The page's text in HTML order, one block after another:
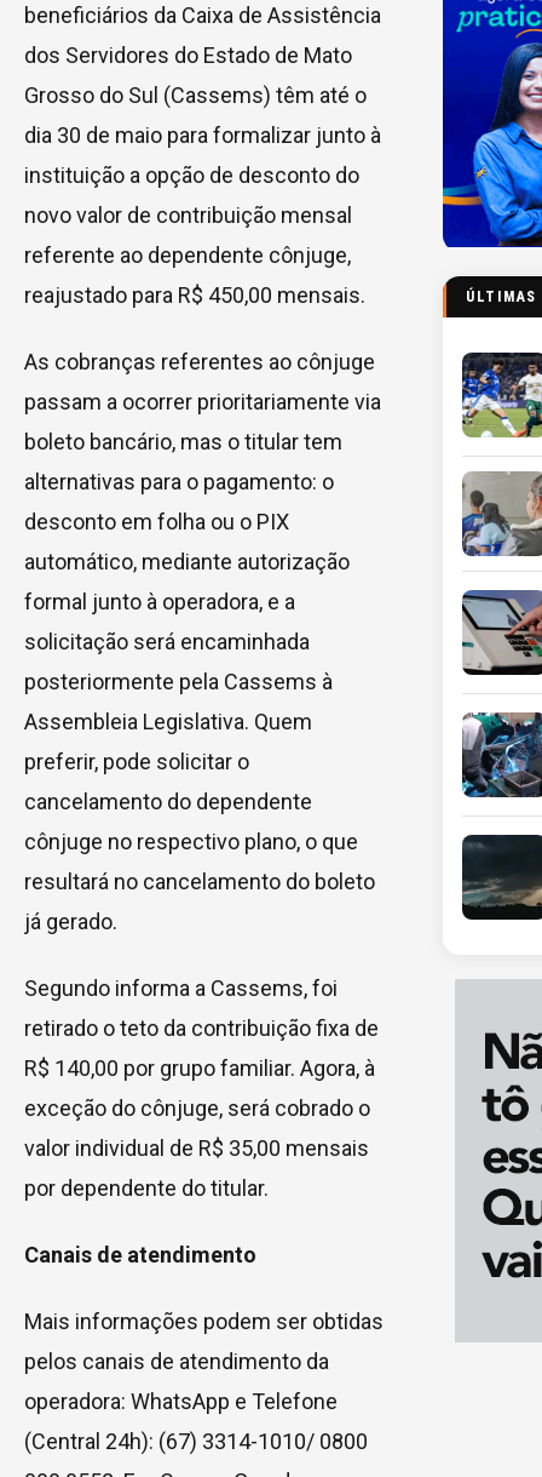
beneficiários da Caixa de Assistência
dos Servidores do Estado de Mato
Grosso do Sul (Cassems) têm até o
dia 30 de maio para formalizar junto à
instituição a opção de desconto do
novo valor de contribuição mensal
referente ao dependente cônjuge,
reajustado para R$ 450,00 mensais.
As cobranças referentes ao cônjuge
passam a ocorrer prioritariamente via
boleto bancário, mas o titular tem
alternativas para o pagamento: o
desconto em folha ou o PIX
automático, mediante autorização
formal junto à operadora, e a
solicitação será encaminhada
posteriormente pela Cassems à
Assembleia Legislativa. Quem
preferir, pode solicitar o
cancelamento do dependente
cônjuge no respectivo plano, o que
resultará no cancelamento do boleto
já gerado.
Segundo informa a Cassems, foi
retirado o teto da contribuição fixa de
R$ 140,00 por grupo familiar. Agora, à
exceção do cônjuge, será cobrado o
valor individual de R$ 35,00 mensais
por dependente do titular.
Canais de atendimento
Mais informações podem ser obtidas
pelos canais de atendimento da
operadora: WhatsApp e Telefone
(Central 24h): (67) 3314-1010/ 0800